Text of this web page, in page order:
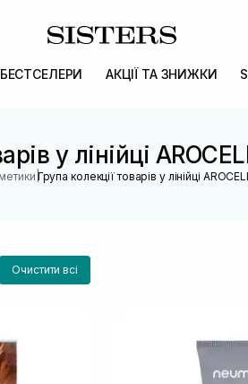
БЕСТСЕЛЕРИ АКЦІЇ ТА ЗНИЖКИ
у лінійці
|Група колекції товарів у лінійці
Очистити всі